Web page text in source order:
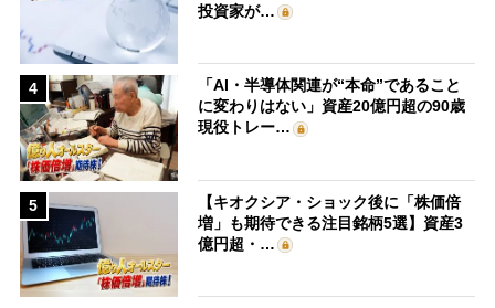
投資家が…
4
「AI・半導体関連が“本命”であること
に変わりはない」資産20億円超の90歳
現役トレー…
5
【キオクシア・ショック後に「株価倍
増」も期待できる注目銘柄5選】資産3
億円超・…